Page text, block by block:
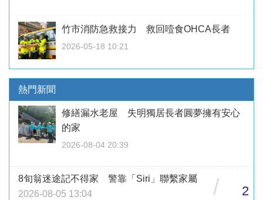
竹市消防急救接力 救回噎食OHCA長者
2026-05-18 10:21
熱門新聞
修繕漏水老屋 失明獨居長者圓夢擁有安心
的家
2026-08-04 20:39
8旬翁迷途記不得家 警靠「Siri」聯繫家屬
2026-08-05 13:04
/ 2